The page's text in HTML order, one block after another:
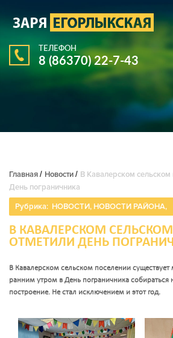
ТЕЛЕФОН
8 (86370) 22-7-43
Главная / Новости / В Кавалерском сельском
День пограничника
Рубрика: НОВОСТИ, НОВОСТИ РАЙОНА,
В КАВАЛЕРСКОМ
ОТМЕТИЛИ ДЕНЬ
В Кавалерском сельском поселении существует
ранним утром в День пограничника собираться
построение. Не стал исключением и этот год.